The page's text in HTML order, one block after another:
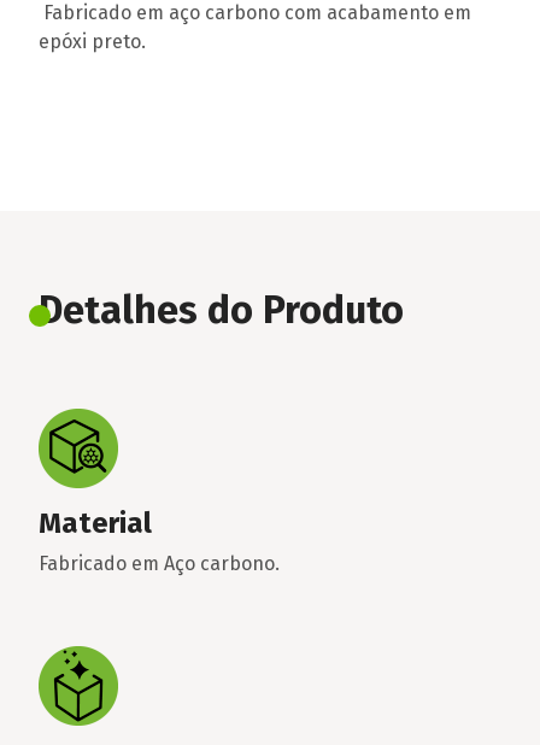
Fabricado em aço carbono com acabamento em
epóxi preto.
Detalhes do Produto
Material
Fabricado em Aço carbono.